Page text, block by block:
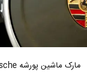
مارک ماشین پورشه Porsche